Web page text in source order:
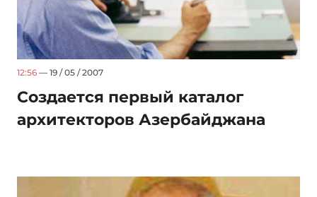
12:56 — 19 / 05 / 2007
Создается первый каталог
архитекторов Азербайджана